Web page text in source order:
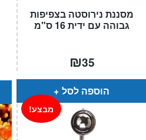
מסננת נירוסטה בצפיפות
גבוהה עם ידית 16 ס"מ
₪35
הוספה לסל
מבצע!